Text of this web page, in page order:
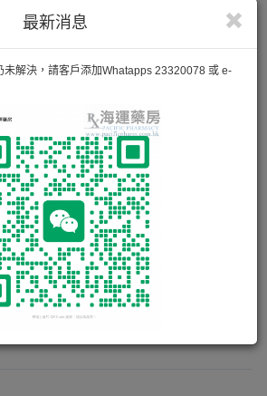
最新消息
未解決，請客戶添加Whatapps 23320078 或 e-
0.1%
輕炎症，緩解症狀，如紅腫和瘙癢。